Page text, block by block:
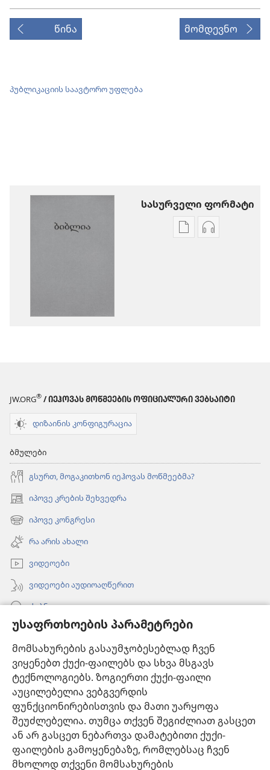
უსაფრთხოების პარამეტრები
მომსახურების გასაუმჯობესებლად ჩვენ
ვიყენებთ ქუქი-ფაილებს და სხვა მსგავს
ტექნოლოგიებს. ზოგიერთი ქუქი-ფაილი
აუცილებელია ვებგვერდის
ფუნქციონირებისთვის და მათი უარყოფა
შეუძლებელია. თუმცა თქვენ შეგიძლიათ გასცეთ
ან არ გასცეთ ნებართვა დამატებითი ქუქი-
ფაილების გამოყენებაზე, რომლებსაც ჩვენ
მხოლოდ თქვენი მომსახურების
წინა მომდევნო
პუბლიკაციის საავტორო უფლება
სასურველი ფორმატი
პუბლიკაციების
JW.ORG® / ᲘᲔᲰᲝᲕᲐᲡ ᲛᲝᲬᲛᲔᲔᲑᲘᲡ ᲝᲤᲘᲪᲘᲐᲚᲣᲠᲘ ᲕᲔᲑᲡᲐᲘᲢᲘ
დიზაინის კონფიგურაცია
ბმულები
გსურთ, მოგაკითხონ იეჰოვას მოწმეებმა?
იპოვე კრების შეხვედრა
(გაიხსნება
ახალი
ფანჯარა)
იპოვე კონგრესი
(გაიხსნება
ახალი
ფანჯარა)
რა არის ახალი
ვიდეოები
ვიდეოები აუდიოაღწერით
ძებნა
ინფორმაცია ექიმებისთვის
ინფორმაცია ოფიციალური პირებისთვის
დახმარება
შესაწირავები
(გაიხსნება
ახალი
ფანჯარა)საგუშაგო კოშკის ონლაინ ბიბლიოთეკა™
(გაიხსნება
ახალი
ფანჯარა)JW Hub
(გაიხსნება